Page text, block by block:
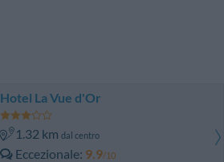
Hotel La Vue d'Or
1.32 km dal centro
Eccezionale 9.9/10